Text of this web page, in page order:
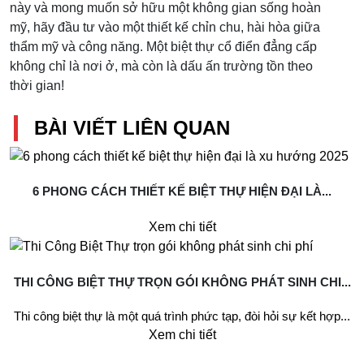
này và mong muốn sở hữu một không gian sống hoàn
mỹ, hãy đầu tư vào một thiết kế chỉn chu, hài hòa giữa
thẩm mỹ và công năng. Một biệt thự cổ điển đẳng cấp
không chỉ là nơi ở, mà còn là dấu ấn trường tồn theo
thời gian!
BÀI VIẾT LIÊN QUAN
6 PHONG CÁCH THIẾT KẾ BIỆT THỰ HIỆN ĐẠI LÀ...
Xem chi tiết
THI CÔNG BIỆT THỰ TRỌN GÓI KHÔNG PHÁT SINH CHI...
Thi công biệt thự là một quá trình phức tạp, đòi hỏi sự kết hợp...
Xem chi tiết